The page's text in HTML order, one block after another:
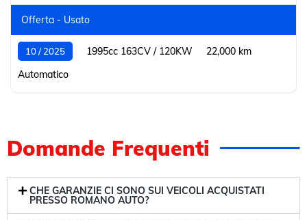
Offerta - Usato
10 / 2025 1995cc 163CV / 120KW
22,000 km
Automatico
Domande Frequenti
CHE GARANZIE CI SONO SUI VEICOLI ACQUISTATI
PRESSO ROMANO AUTO?